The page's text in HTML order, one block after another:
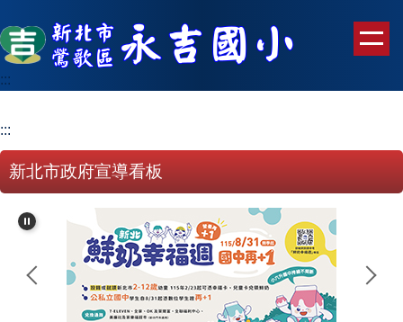
到
主
要
:::
:::
新北市政府宣導看板